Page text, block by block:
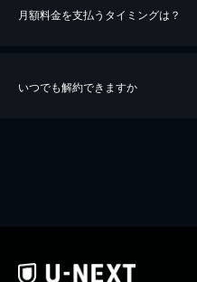
※40％ポイント還元の対象は、クレジット
月額料金を支払うタイミングは？
いつでも解約できますか